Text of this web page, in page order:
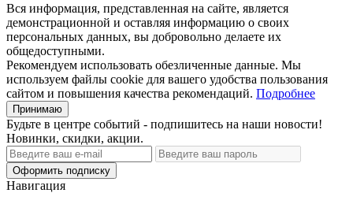
Вся информация, представленная на сайте, является
демонстрационной и оставляя информацию о своих
персональных данных, вы добровольно делаете их
общедоступными.
Рекомендуем использовать обезличенные данные. Мы
используем файлы cookie для вашего удобства пользования
сайтом и повышения качества рекомендаций. Подробнее
Принимаю
Будьте в центре событий - подпишитесь на наши новости!
Новинки, скидки, акции.
Оформить подписку
Навигация